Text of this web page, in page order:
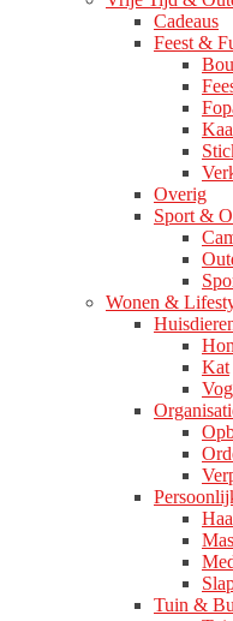
Cadeaus
Feest &
Overig
Sport &
Wonen &
Kat
Tuin &